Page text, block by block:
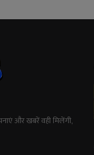
और खबरें वही मिलेंगी,